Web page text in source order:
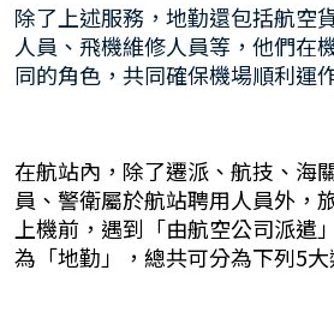
除了上述服務，地勤還包括航空
人員、飛機維修人員等，他們在
同的角色，共同確保機場順利運
在航站內，除了遷派、航技、海
員、警衛屬於航站聘用人員外，
上機前，遇到「由航空公司派遣
為「地勤」，總共可分為下列5大